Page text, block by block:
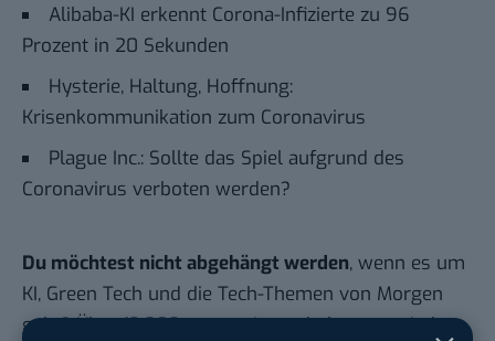
Alibaba-KI erkennt Corona-Infizierte zu 96
Prozent in 20 Sekunden
Hysterie, Haltung, Hoffnung:
Krisenkommunikation zum Coronavirus
Plague Inc.: Sollte das Spiel aufgrund des
Coronavirus verboten werden?
Du möchtest nicht abgehängt werden, wenn es um
KI, Green Tech und die Tech-Themen von Morgen
geht? Über 12.000 smarte Leser bekommen jeden